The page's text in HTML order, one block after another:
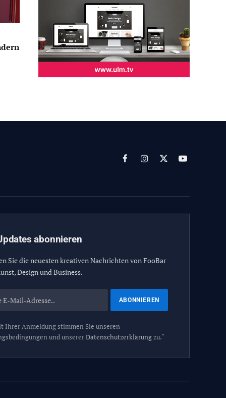
FacebookInstagram
X
YouTube
abonnieren
Sie die neuesten kreativen Nachrichten von FooBar
Design und Business.
Ihrer Anmeldung stimmen Sie unseren
und unsererDatenschutzerklärungzu.“